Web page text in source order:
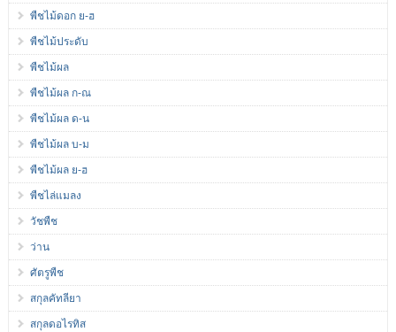
พืชไม้ดอก ย-ฮ
พืชไม้ประดับ
พืชไม้ผล
พืชไม้ผล ก-ณ
พืชไม้ผล ด-น
พืชไม้ผล บ-ม
พืชไม้ผล ย-ฮ
พืชไล่แมลง
วัชพืช
ว่าน
ศัตรูพืช
สกุลคัทลียา
สกุลดอไรทิส